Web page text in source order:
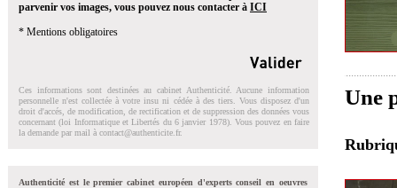
parvenir vos images, vous pouvez nous contacter à ICI
* Mentions obligatoires
Ces informations sont destinées au cabinet Authenticité. Aucune information
personnelle n'est collectée à votre insu ni cédée à des tiers. Vous disposez d'un
droit d'accés, de modification, de rectification et de suppression des données vous
concernant (loi Informatique et Libertés du 6 janvier 1978). Vous pouvez en faire
la demande par mail à contact@authenticite.fr.
Authenticité est le premier cabinet européen d'experts conseil en oeuvres
Une